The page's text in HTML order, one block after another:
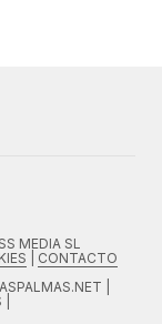
MEDIA SL
CONTACTO
|